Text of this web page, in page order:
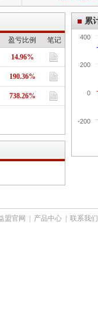
盈亏比例 笔记
14.96%
190.36%
738.26%
累
0
-200
200
400
盟官网 产品中心 联系我们